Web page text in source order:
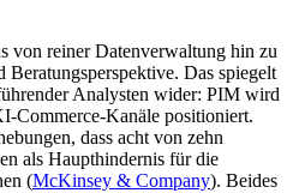
von reiner Datenverwaltung hin zu
Das spiegelt
Analysten wider: PIM wird
Commerce-Kanäle positioniert.
dass acht von zehn
als Haupthindernis für die
(McKinsey & Company). Beides